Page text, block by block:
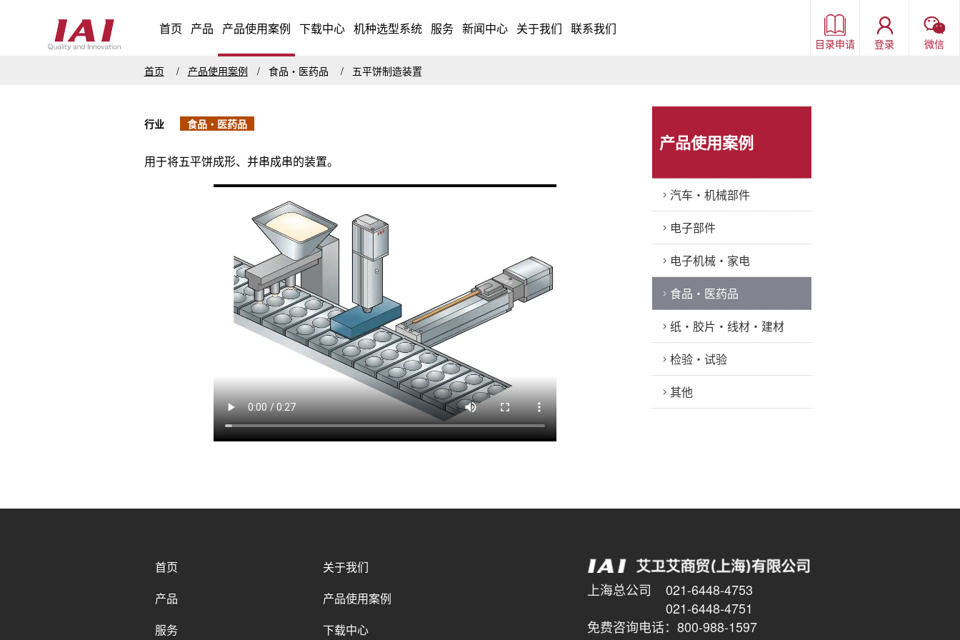
首页 产品 产品使用案例 下载中心 机种选型系统 服务 新闻中心 关于我们 联系我们
目录申请 登录
微信
首页
产品使用案例 食品・医药品 五平饼制造装置
行业 食品・医药品
用于将五平饼成形、并串成串的装置。
产品使用案例
汽车・机械部件
电子部件
电子机械・家电
食品・医药品
纸・胶片・线材・建材
检验・试验
其他
首页
产品
服务
关于我们
产品使用案例
下载中心
上海总公司 021-6448-4753
021-6448-4751
免费咨询电话：800-988-1597